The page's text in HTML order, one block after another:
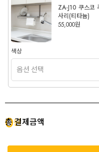
ZA-J10 쿠스코
사리(티타늄)
55,000원
색상
총 결제금액
0원